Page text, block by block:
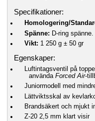
Specifikationer:
Homologering/
Spänne: D-ring spänne.
Vikt: 1 250 g ± 50 gr
Egenskaper:
Luftintagsventil på
användaForced Air-
Juniormodell med
Lättviktsskal av
Brandsäkert och mjukt
Z-20 2,5 mm klart visir